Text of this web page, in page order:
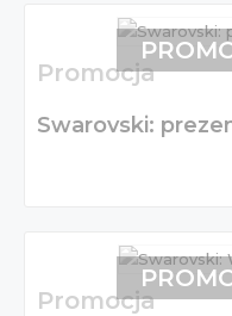
Promocja
Swarovski:
Promocja